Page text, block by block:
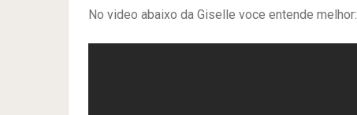
No video abaixo da Giselle voce entende melhor: